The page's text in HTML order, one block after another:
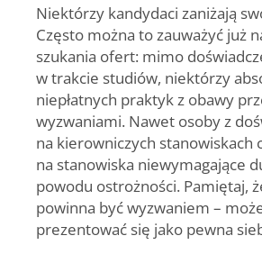
Niektórzy kandydaci zaniżają
Często można to zauważyć już
szukania ofert: mimo
w trakcie studiów, niektórzy
niepłatnych praktyk z obawy
wyzwaniami. Nawet osoby z
na kierowniczych stanowiskach
na stanowiska niewymagające
powodu ostrożności. Pamiętaj,
powinna być wyzwaniem –
prezentować się jako pewna